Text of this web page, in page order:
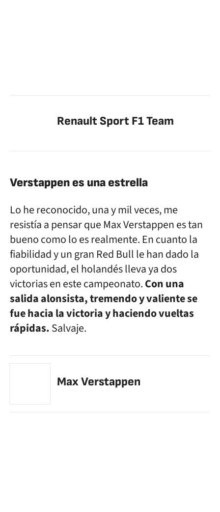
Renault Sport F1 Team
Verstappen es una estrella
Lo he reconocido, una y mil veces, me
resistía a pensar que Max Verstappen es tan
bueno como lo es realmente. En cuanto la
fiabilidad y un gran Red Bull le han dado la
oportunidad, el holandés lleva ya dos
victorias en este campeonato.Con una
salida alonsista, tremendo y valiente se
fue hacia la victoria y haciendo vueltas
rápidas.Salvaje.
Max Verstappen